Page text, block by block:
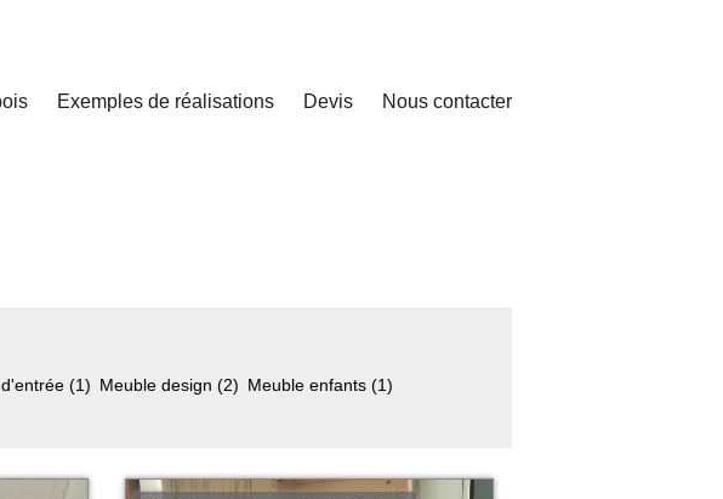
Exemples de réalisations Devis Nous contacter
(1) Meuble design (2) Meuble enfants (1)